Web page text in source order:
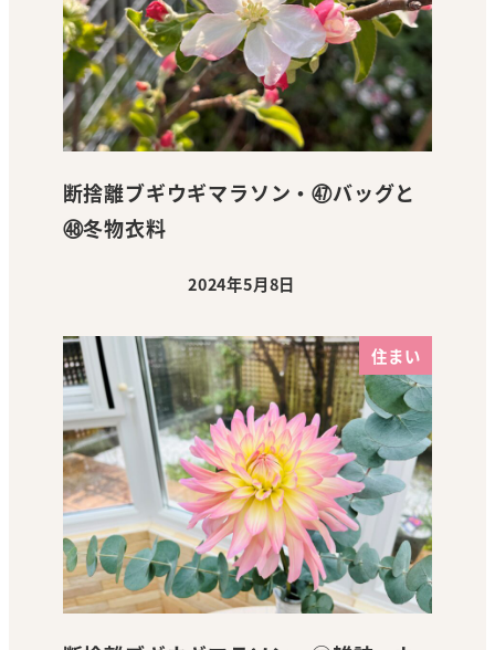
断捨離ブギウギマラソン・㊼バッグと
㊽冬物衣料
投稿日
2024年5月8日
住まい